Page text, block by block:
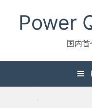
contentPower
国内